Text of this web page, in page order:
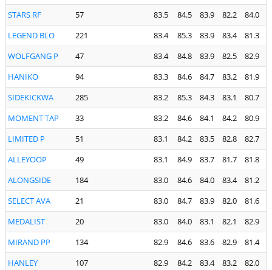
STARS RF
57 83.5 84.5 83.9 82.2
84.0
LEGEND BLO
221 83.4 85.3 83.9 83.4
81.3
WOLFGANG P
47 83.4 84.8 83.9 82.5
82.9
HANIKO
94 83.3 84.6 84.7 83.2
81.9
SIDEKICKWA
285 83.2 85.3 84.3 83.1
80.7
MOMENT TAP
33 83.2 84.6 84.1 84.2
80.9
LIMITED P
51 83.1 84.2 83.5 82.8
82.7
ALLEYOOP
49 83.1 84.9 83.7 81.7
81.8
ALONGSIDE
184 83.0 84.6 84.0 83.4
81.2
SELECT AVA
21 83.0 84.7 83.9 82.0
81.6
MEDALIST
20 83.0 84.0 83.1 82.1
82.9
MIRAND PP
134 82.9 84.6 83.6 82.9
81.4
HANLEY
107 82.9 84.2 83.4 83.2 82.0